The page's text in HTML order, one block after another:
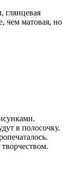
глянцевая
чем матовая, но
в полосочку.